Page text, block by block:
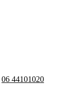
06 44101020